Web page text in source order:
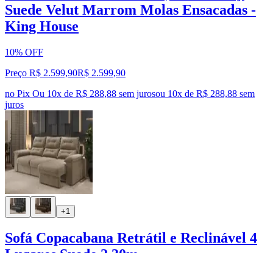
Suede Velut Marrom Molas Ensacadas -
King House
10% OFF
Preço R$ 2.599,90R$ 2.599,90
no Pix Ou 10x de R$ 288,88 sem jurosou 10x de R$ 288,88 sem
juros
+1
Sofá Copacabana Retrátil e Reclinável 4